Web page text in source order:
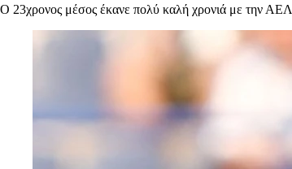
Ο 23χρονος μέσος έκανε πολύ καλή χρονιά με την ΑΕΛ